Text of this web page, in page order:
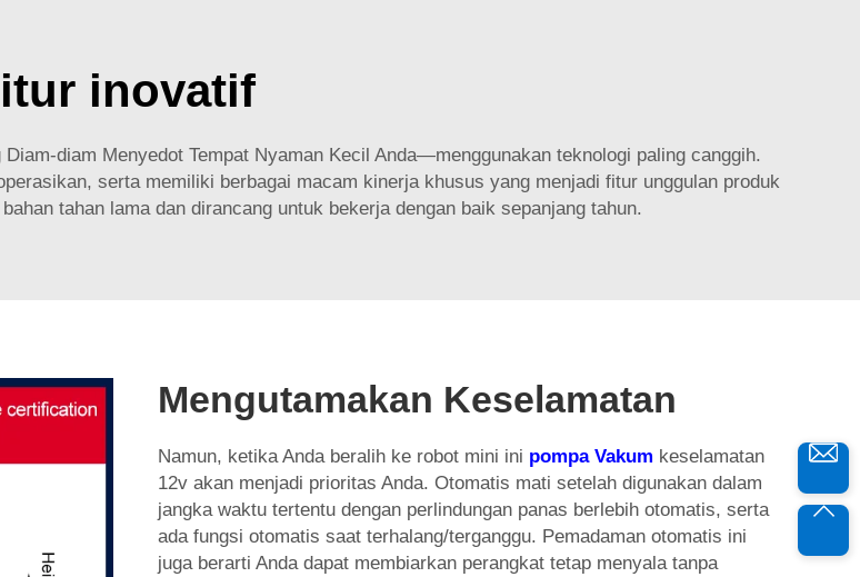
inovatif
diam Menyedot Tempat Nyaman Kecil Anda—menggunakan teknologi paling canggih.
serta memiliki berbagai macam kinerja khusus yang menjadi fitur unggulan produk
tahan lama dan dirancang untuk bekerja dengan baik sepanjang tahun.
Mengutamakan Keselamatan
Namun, ketika Anda beralih ke robot mini ini pompa Vakum keselamatan
12v akan menjadi prioritas Anda. Otomatis mati setelah digunakan dalam
jangka waktu tertentu dengan perlindungan panas berlebih otomatis, serta
ada fungsi otomatis saat terhalang/terganggu. Pemadaman otomatis ini
juga berarti Anda dapat membiarkan perangkat tetap menyala tanpa